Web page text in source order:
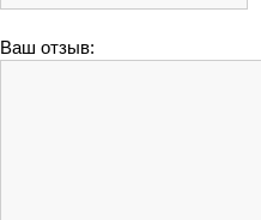
Ваш отзыв: